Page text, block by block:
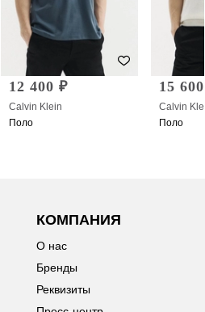
12 400 ₽
Calvin Klein
Поло
15
Calvin
Поло
КОМПАНИЯ
О нас
Бренды
Реквизиты